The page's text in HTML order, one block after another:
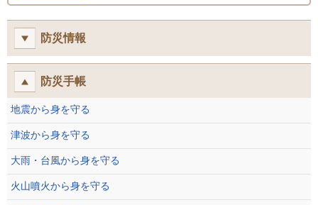
防災情報
防災手帳
地震から身を守る
津波から身を守る
大雨・台風から身を守る
火山噴火から身を守る